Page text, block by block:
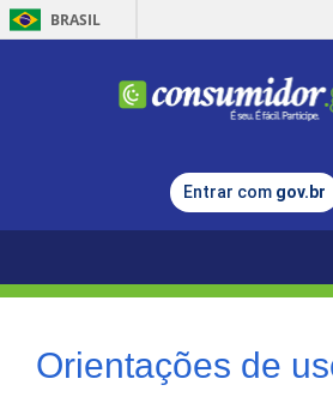
BRASIL
Entrar com gov.br
Orientações de